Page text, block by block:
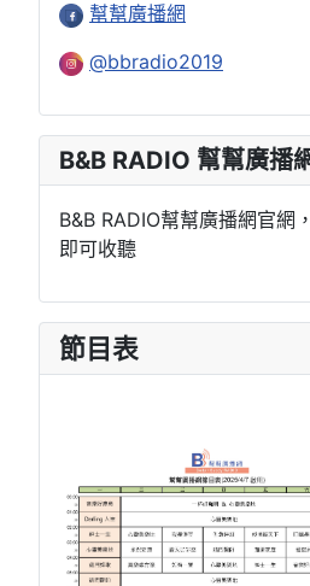
幫幫廣播網
@bbradio2019
B&B RADIO 幫幫廣播
B&B RADIO幫幫廣播網官網
即可收聽
節目表